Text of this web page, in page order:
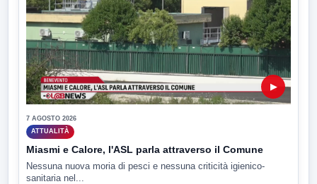
▶
7 AGOSTO 2026
ATTUALITÀ
Miasmi e Calore, l'ASL parla attraverso il Comune
Nessuna nuova moria di pesci e nessuna criticità igienico-
sanitaria nel...